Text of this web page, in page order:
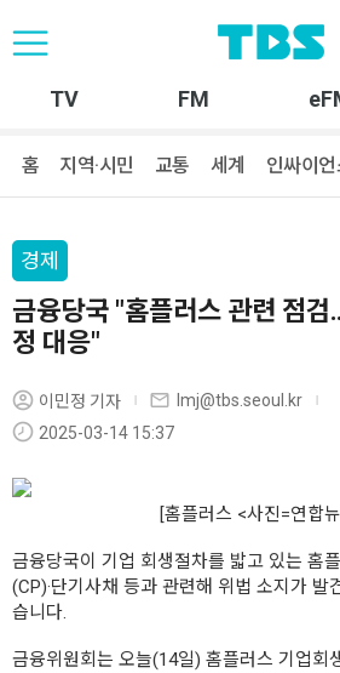
TV FM
홈 지역·시민 교통 세계 인싸이언
경제
금융당국 "홈플러스 관련 점
정 대응"
이민정 기자
lmj@tbs.seoul.kr
2025-03-14 15:37
[홈플러스 <사진=연합
금융당국이 기업 회생절차를 밟고 있는 홈
(CP)·단기사채 등과 관련해 위법 소지가 발
습니다.
금융위원회는 오늘(14일) 홈플러스 기업회